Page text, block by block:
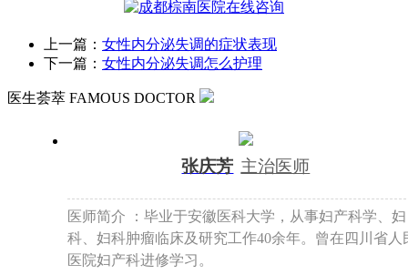
上一篇： 女性内分泌失调的症状表现
下一篇： 女性内分泌失调怎么护理
医生荟萃 FAMOUS DOCTOR
张庆芳 主治医师
医师简介 ：毕业于安徽医科大学，从事妇产科学、妇
科、妇科肿瘤临床及研究工作40余年。曾在四川省人
医院妇产科进修学习。